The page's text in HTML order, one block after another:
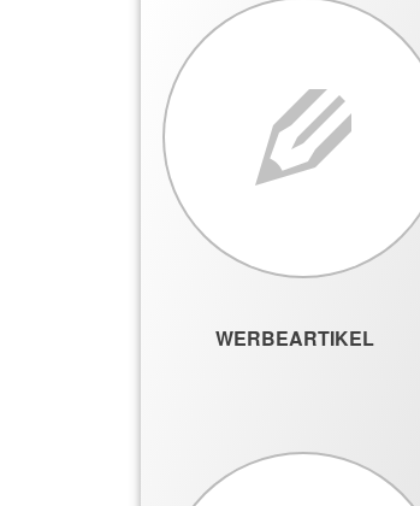
WERBEARTIKEL